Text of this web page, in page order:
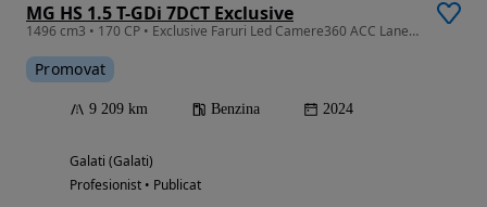
MG HS 1.5 T-GDi 7DCT Exclusive
1496 cm3 • 170 CP • Exclusive Faruri Led Camere360 ACC Lane Assist AppleCar Piele Scaune E
Promovat
9 209 km Benzina 2024
Galati (Galati)
Profesionist • Publicat